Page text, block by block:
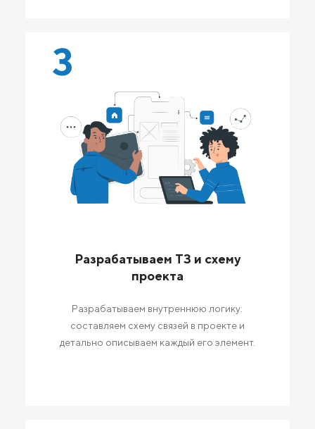
3
Разрабатываем ТЗ и схему
проекта
Разрабатываем внутреннюю логику:
составляем схему связей в проекте и
детально описываем каждый его элемент.